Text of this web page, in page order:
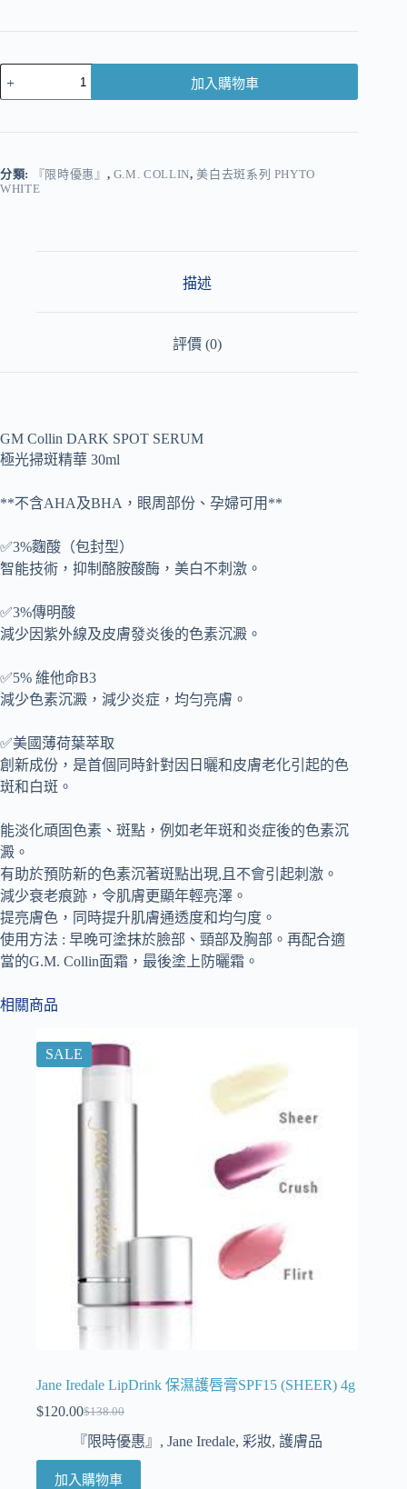
加入購物車
r
n
分類: 『限時優惠』 , G.M. COLLIN,美白去斑系列 PHYTO
WHITE
描述
評價 (0)
GM Collin DARK SPOT SERUM
極光掃斑精華 30ml
**不含AHA及BHA，眼周部份、孕婦可用**
✅3%麴酸（包封型）
智能技術，抑制酪胺酸酶，美白不刺激。
✅3%傳明酸
減少因紫外線及皮膚發炎後的色素沉澱。
✅5% 維他命B3
減少色素沉澱，減少炎症，均勻亮膚。
✅美國薄荷葉萃取
創新成份，是首個同時針對因日曬和皮膚老化引起的色
斑和白斑。
能淡化頑固色素、斑點，例如老年斑和炎症後的色素沉
澱。
有助於預防新的色素沉著斑點出現,且不會引起刺激。
減少衰老痕跡，令肌膚更顯年輕亮澤。
提亮膚色，同時提升肌膚通透度和均勻度。
使用方法 : 早晚可塗抹於臉部、頸部及胸部。再配合適
當的G.M. Collin面霜，最後塗上防曬霜。
相關商品
SALE
Jane Iredale LipDrink 保濕護唇膏SPF15 (SHEER) 4g
$138.00
$120.00
『限時優惠』 , Jane Iredale, 彩妝, 護膚品
加入購物車